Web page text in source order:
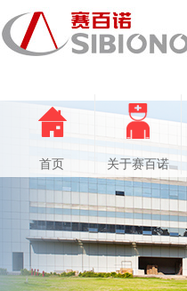
首页 关于赛百诺